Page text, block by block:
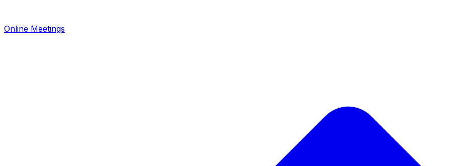
Online Meetings